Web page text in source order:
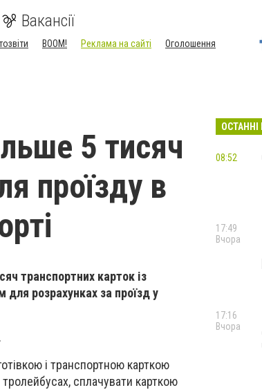
Вакансії
BOOM! Реклама на сайті
Оголошення
5 тисяч
проїзду в
транспортних карток із
розрахунках за проїзд у
і транспортною карткою
сплачувати карткою
08:52
17:49
Вчора
17:16
Вчора